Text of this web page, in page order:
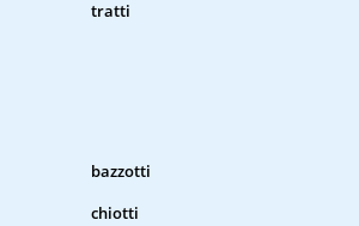
tratti
bazzotti
chiotti